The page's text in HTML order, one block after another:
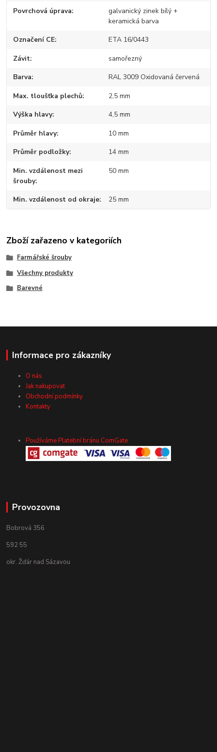
Povrchová úprava
galvanický zinek bílý +
keramická barva
Označení CE ETA 16/0443
Závit samořezný
Barva RAL 3009 Oxidovaná červená
Max. tloušťka plechů 2,5 mm
Výška hlavy 4,5 mm
Průměr hlavy 10 mm
Průměr podložky 14 mm
Min. vzdálenost mezi
šrouby
50 mm
Min. vzdálenost od okraje 25 mm
Zboží zařazeno v kategoriích
Farmářské šrouby
Všechny produkty
Barevné
Informace pro zákazníky
O nás
Jak nakupovat
Obchodní podmínky
Kontakty
Používáme Platební bránu ComGate
Provozovna
Bobrová 356
592 55
okr. Žďár nad Sázavou